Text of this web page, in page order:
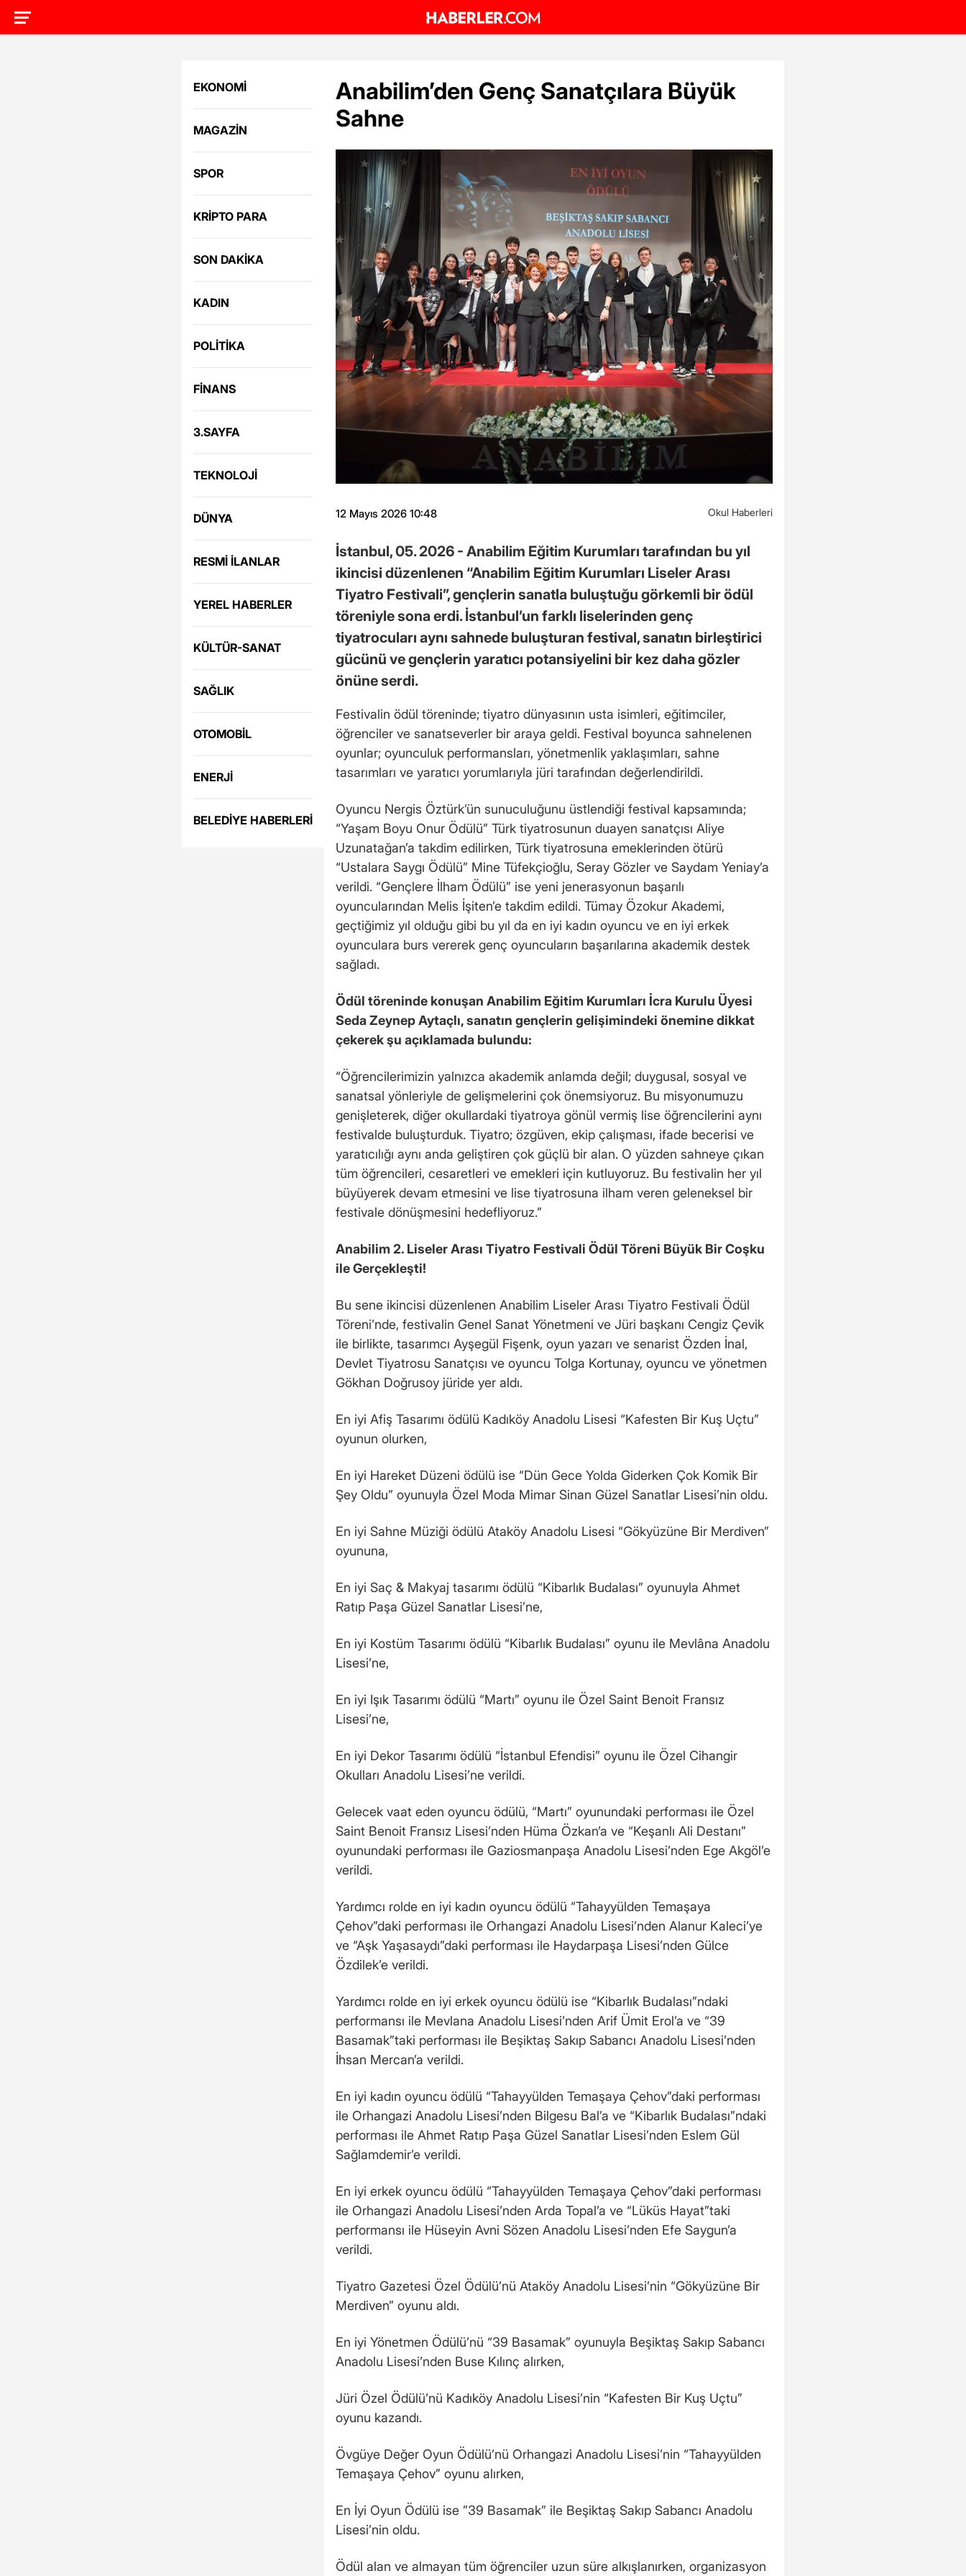
EKONOMİ
MAGAZİN
SPOR
KRİPTO PARA
SON DAKİKA
KADIN
POLİTİKA
FİNANS
3.SAYFA
TEKNOLOJİ
DÜNYA
RESMİ İLANLAR
YEREL HABERLER
KÜLTÜR-SANAT
SAĞLIK
OTOMOBİL
ENERJİ
BELEDİYE HABERLERİ
Anabilim’den Genç Sanatçılara Büyük
Sahne
12 Mayıs 2026 10:48 Okul Haberleri
İstanbul, 05. 2026 - Anabilim Eğitim Kurumları tarafından bu yıl
ikincisi düzenlenen “Anabilim Eğitim Kurumları Liseler Arası
Tiyatro Festivali”, gençlerin sanatla buluştuğu görkemli bir ödül
töreniyle sona erdi. İstanbul’un farklı liselerinden genç
tiyatrocuları aynı sahnede buluşturan festival, sanatın birleştirici
gücünü ve gençlerin yaratıcı potansiyelini bir kez daha gözler
önüne serdi.
Festivalin ödül töreninde; tiyatro dünyasının usta isimleri, eğitimciler,
öğrenciler ve sanatseverler bir araya geldi. Festival boyunca sahnelenen
oyunlar; oyunculuk performansları, yönetmenlik yaklaşımları, sahne
tasarımları ve yaratıcı yorumlarıyla jüri tarafından değerlendirildi.
Oyuncu Nergis Öztürk’ün sunuculuğunu üstlendiği festival kapsamında;
“Yaşam Boyu Onur Ödülü” Türk tiyatrosunun duayen sanatçısı Aliye
Uzunatağan’a takdim edilirken, Türk tiyatrosuna emeklerinden ötürü
“Ustalara Saygı Ödülü” Mine Tüfekçioğlu, Seray Gözler ve Saydam Yeniay’a
verildi. “Gençlere İlham Ödülü” ise yeni jenerasyonun başarılı
oyuncularından Melis İşiten’e takdim edildi. Tümay Özokur Akademi,
geçtiğimiz yıl olduğu gibi bu yıl da en iyi kadın oyuncu ve en iyi erkek
oyunculara burs vererek genç oyuncuların başarılarına akademik destek
sağladı.
Ödül töreninde konuşan Anabilim Eğitim Kurumları İcra Kurulu Üyesi
Seda Zeynep Aytaçlı, sanatın gençlerin gelişimindeki önemine dikkat
çekerek şu açıklamada bulundu:
“Öğrencilerimizin yalnızca akademik anlamda değil; duygusal, sosyal ve
sanatsal yönleriyle de gelişmelerini çok önemsiyoruz. Bu misyonumuzu
genişleterek, diğer okullardaki tiyatroya gönül vermiş lise öğrencilerini aynı
festivalde buluşturduk. Tiyatro; özgüven, ekip çalışması, ifade becerisi ve
yaratıcılığı aynı anda geliştiren çok güçlü bir alan. O yüzden sahneye çıkan
tüm öğrencileri, cesaretleri ve emekleri için kutluyoruz. Bu festivalin her yıl
büyüyerek devam etmesini ve lise tiyatrosuna ilham veren geleneksel bir
festivale dönüşmesini hedefliyoruz.”
Anabilim 2. Liseler Arası Tiyatro Festivali Ödül Töreni Büyük Bir Coşku
ile Gerçekleşti!
Bu sene ikincisi düzenlenen Anabilim Liseler Arası Tiyatro Festivali Ödül
Töreni’nde, festivalin Genel Sanat Yönetmeni ve Jüri başkanı Cengiz Çevik
ile birlikte, tasarımcı Ayşegül Fişenk, oyun yazarı ve senarist Özden İnal,
Devlet Tiyatrosu Sanatçısı ve oyuncu Tolga Kortunay, oyuncu ve yönetmen
Gökhan Doğrusoy jüride yer aldı.
En iyi Afiş Tasarımı ödülü Kadıköy Anadolu Lisesi “Kafesten Bir Kuş Uçtu”
oyunun olurken,
En iyi Hareket Düzeni ödülü ise “Dün Gece Yolda Giderken Çok Komik Bir
Şey Oldu” oyunuyla Özel Moda Mimar Sinan Güzel Sanatlar Lisesi’nin oldu.
En iyi Sahne Müziği ödülü Ataköy Anadolu Lisesi “Gökyüzüne Bir Merdiven”
oyununa,
En iyi Saç & Makyaj tasarımı ödülü “Kibarlık Budalası” oyunuyla Ahmet
Ratıp Paşa Güzel Sanatlar Lisesi’ne,
En iyi Kostüm Tasarımı ödülü “Kibarlık Budalası” oyunu ile Mevlâna Anadolu
Lisesi’ne,
En iyi Işık Tasarımı ödülü “Martı” oyunu ile Özel Saint Benoit Fransız
Lisesi’ne,
En iyi Dekor Tasarımı ödülü “İstanbul Efendisi” oyunu ile Özel Cihangir
Okulları Anadolu Lisesi’ne verildi.
Gelecek vaat eden oyuncu ödülü, “Martı” oyunundaki performası ile Özel
Saint Benoit Fransız Lisesi’nden Hüma Özkan’a ve “Keşanlı Ali Destanı”
oyunundaki performası ile Gaziosmanpaşa Anadolu Lisesi’nden Ege Akgöl’e
verildi.
Yardımcı rolde en iyi kadın oyuncu ödülü “Tahayyülden Temaşaya
Çehov”daki performası ile Orhangazi Anadolu Lisesi’nden Alanur Kaleci’ye
ve “Aşk Yaşasaydı”daki performası ile Haydarpaşa Lisesi’nden Gülce
Özdilek’e verildi.
Yardımcı rolde en iyi erkek oyuncu ödülü ise “Kibarlık Budalası”ndaki
performansı ile Mevlana Anadolu Lisesi’nden Arif Ümit Erol’a ve “39
Basamak”taki performası ile Beşiktaş Sakıp Sabancı Anadolu Lisesi’nden
İhsan Mercan’a verildi.
En iyi kadın oyuncu ödülü “Tahayyülden Temaşaya Çehov”daki performası
ile Orhangazi Anadolu Lisesi’nden Bilgesu Bal’a ve “Kibarlık Budalası”ndaki
performası ile Ahmet Ratıp Paşa Güzel Sanatlar Lisesi’nden Eslem Gül
Sağlamdemir’e verildi.
En iyi erkek oyuncu ödülü “Tahayyülden Temaşaya Çehov”daki performası
ile Orhangazi Anadolu Lisesi’nden Arda Topal’a ve “Lüküs Hayat”taki
performansı ile Hüseyin Avni Sözen Anadolu Lisesi’nden Efe Saygun’a
verildi.
Tiyatro Gazetesi Özel Ödülü’nü Ataköy Anadolu Lisesi’nin “Gökyüzüne Bir
Merdiven” oyunu aldı.
En iyi Yönetmen Ödülü’nü “39 Basamak” oyunuyla Beşiktaş Sakıp Sabancı
Anadolu Lisesi’nden Buse Kılınç alırken,
Jüri Özel Ödülü’nü Kadıköy Anadolu Lisesi’nin “Kafesten Bir Kuş Uçtu”
oyunu kazandı.
Övgüye Değer Oyun Ödülü’nü Orhangazi Anadolu Lisesi’nin “Tahayyülden
Temaşaya Çehov” oyunu alırken,
En İyi Oyun Ödülü ise ”39 Basamak” ile Beşiktaş Sakıp Sabancı Anadolu
Lisesi’nin oldu.
Ödül alan ve almayan tüm öğrenciler uzun süre alkışlanırken, organizasyon